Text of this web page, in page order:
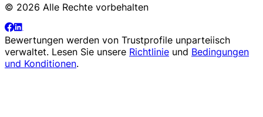
© 2026 Alle Rechte vorbehalten
Bewertungen werden von Trustprofile unparteiisch
verwaltet. Lesen Sie unsere Richtlinie und Bedingungen
und Konditionen.